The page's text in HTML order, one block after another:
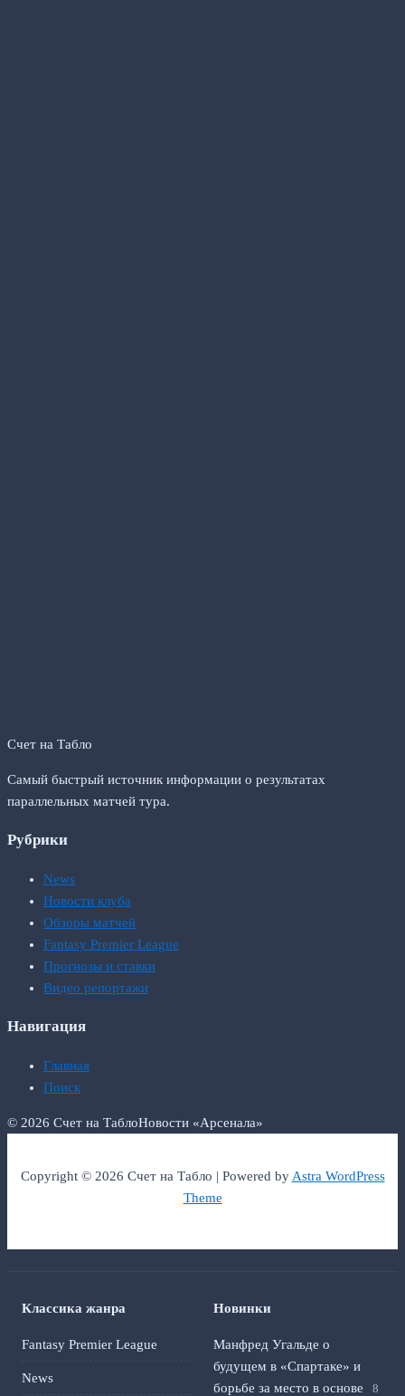
Счет на Табло
Самый быстрый источник информации о результатах
параллельных матчей тура.
Рубрики
News
Новости клуба
Обзоры матчей
Fantasy Premier League
Прогнозы и ставки
Видео репортажи
Навигация
Главная
Поиск
© 2026 Счет на ТаблоНовости «Арсенала»
Copyright © 2026 Счет на Табло | Powered byAstra WordPress
Theme
Классика жанра
Fantasy Premier League
News
Новинки
Манфред Угальде о
будущем в «Спартаке» и
борьбе за место в основе
8